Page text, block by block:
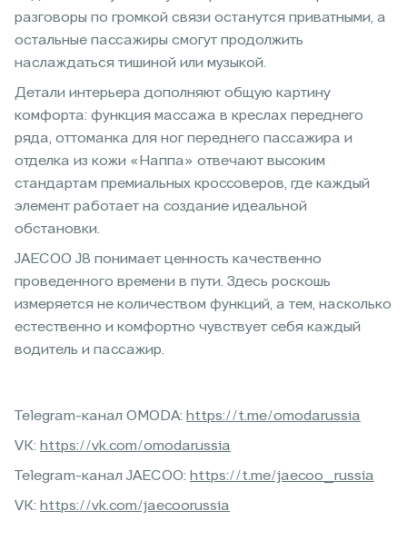
разговоры по громкой связи останутся приватными, а
остальные пассажиры смогут продолжить
наслаждаться тишиной или музыкой.
Детали интерьера дополняют общую картину
комфорта: функция массажа в креслах переднего
ряда, оттоманка для ног переднего пассажира и
отделка из кожи «Наппа» отвечают высоким
стандартам премиальных кроссоверов, где каждый
элемент работает на создание идеальной
обстановки.
JAECOO J8 понимает ценность качественно
проведенного времени в пути. Здесь роскошь
измеряется не количеством функций, а тем, насколько
естественно и комфортно чувствует себя каждый
водитель и пассажир.
Telegram-канал OMODA: https://t.me/omodarussia
VK: https://vk.com/omodarussia
Telegram-канал JAECOO: https://t.me/jaecoo_russia
VK: https://vk.com/jaecoorussia